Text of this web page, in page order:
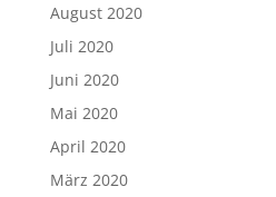
August 2020
Juli 2020
Juni 2020
Mai 2020
April 2020
März 2020